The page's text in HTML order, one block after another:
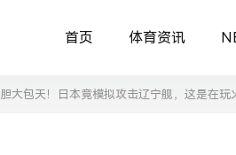
首页 体育资讯
胆大包天！日本竟模拟攻击辽宁舰，这是在玩